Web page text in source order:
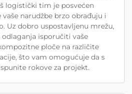
logistički tim je posvećen
vaše narudžbe brzo obrađuju i
Uz dobro uspostavljenu mrežu,
isporučiti vaše
ploče na različite
što vam omogućuje da s
rokove za projekt.